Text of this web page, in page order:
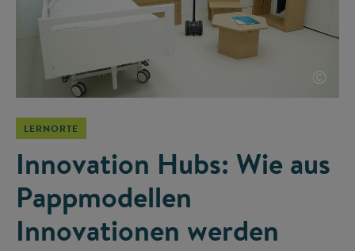
©
LERNORTE
Innovation Hubs: Wie aus
Pappmodellen
Innovationen werden